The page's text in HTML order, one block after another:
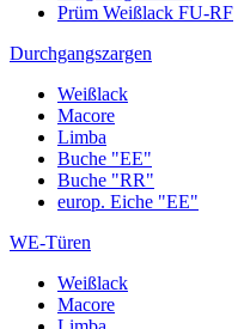
Prüm Weißlack FU-RF
Durchgangszargen
Weißlack
Macore
Limba
Buche "EE"
Buche "RR"
europ. Eiche "EE"
WE-Türen
Weißlack
Macore